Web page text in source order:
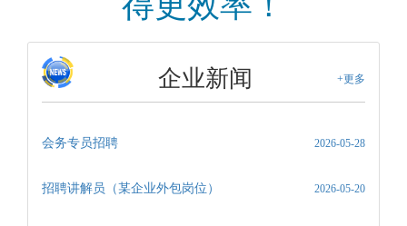
企业新闻 +更多
会务专员招聘 2026-05-28
招聘讲解员（某企业外包岗位） 2026-05-20